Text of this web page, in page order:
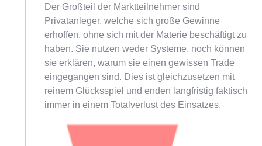
Der Großteil der Marktteilnehmer sind
Privatanleger, welche sich große Gewinne
erhoffen, ohne sich mit der Materie beschäftigt zu
haben. Sie nutzen weder Systeme, noch können
sie erklären, warum sie einen gewissen Trade
eingegangen sind. Dies ist gleichzusetzen mit
reinem Glücksspiel und enden langfristig faktisch
immer in einem Totalverlust des Einsatzes.